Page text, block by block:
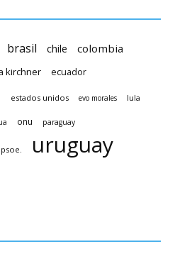
brasil chile colombia
kirchner ecuador
estados unidos evo morales lula
onu paraguay
psoe. uruguay